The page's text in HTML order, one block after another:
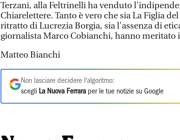
Terzani, alla Feltrinelli ha venduto
Chiarelettere. Tanto è vero che sia La Figlia
ritratto di Lucrezia Borgia, sia l'assenza di
giornalista Marco Cobianchi, hanno meritato
Matteo Bianchi
Non lasciare decidere l'algoritmo:
scegli La Nuova Ferrara per le tue notizie su Google